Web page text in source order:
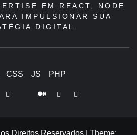
EM REACT, NODE
IMPULSIONAR SUA
DIGITAL.
CSS JS PHP
Youtube PinterestTiktok